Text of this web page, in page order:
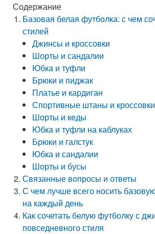
Содержание
Базовая белая футболка: с чем
стилей
Джинсы и кроссовки
Шорты и сандалии
Юбка и туфли
Брюки и пиджак
Платье и кардиган
Спортивные штаны и кроссовки
Шорты и кеды
Юбка и туфли на каблуках
Брюки и галстук
Юбка и сандалии
Шорты и бусы
Связанные вопросы и ответы
С чем лучше всего носить
на каждый день
Как сочетать белую футболку с
повседневного стиля